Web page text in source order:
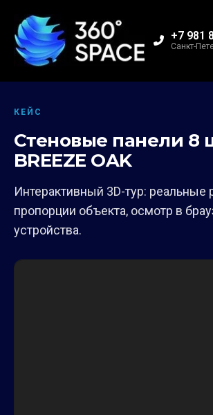
+7 981
Санкт-
КЕЙС
Стеновые панели 8
BREEZE OAK
Интерактивный 3D-тур: реальные
пропорции объекта, осмотр в
устройства.